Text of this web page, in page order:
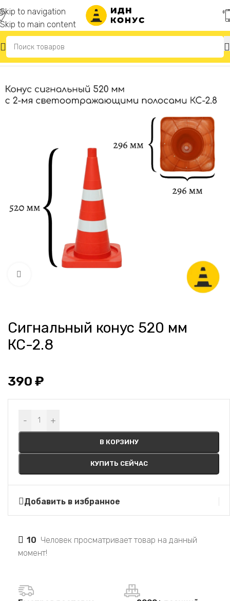
Skip to navigation
Skip to main content
Главная Конусы дорожные
Сигнальный конус 520 мм
КС-2.8
390 ₽
- +
В КОРЗИНУ
КУПИТЬ СЕЙЧАС
Alternative:
Добавить в избранное
10 Человек просматривает товар на данный
момент!